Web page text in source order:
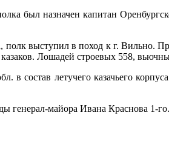
был назначен капитан
полк выступил в поход к г. Вильно.
Лошадей строевых 558,
состав летучего казачьего
генерал-майора Ивана Краснова 1-го.